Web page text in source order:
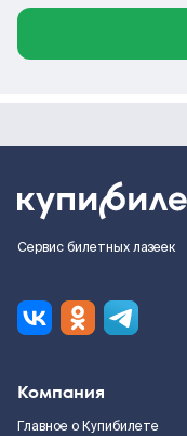
Сервис билетных лазеек
Компания
Главное о Купибилете